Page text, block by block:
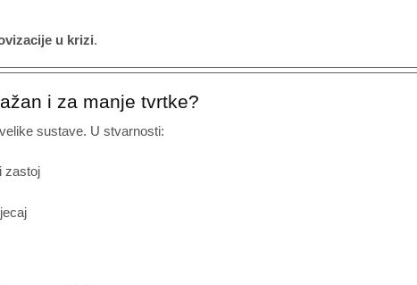
u krizi.
i za manje tvrtke?
sustave. U stvarnosti:
zastoj